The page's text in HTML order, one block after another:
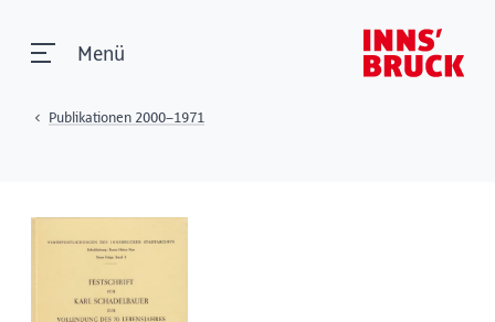
Menü
Publikationen 2000–1971